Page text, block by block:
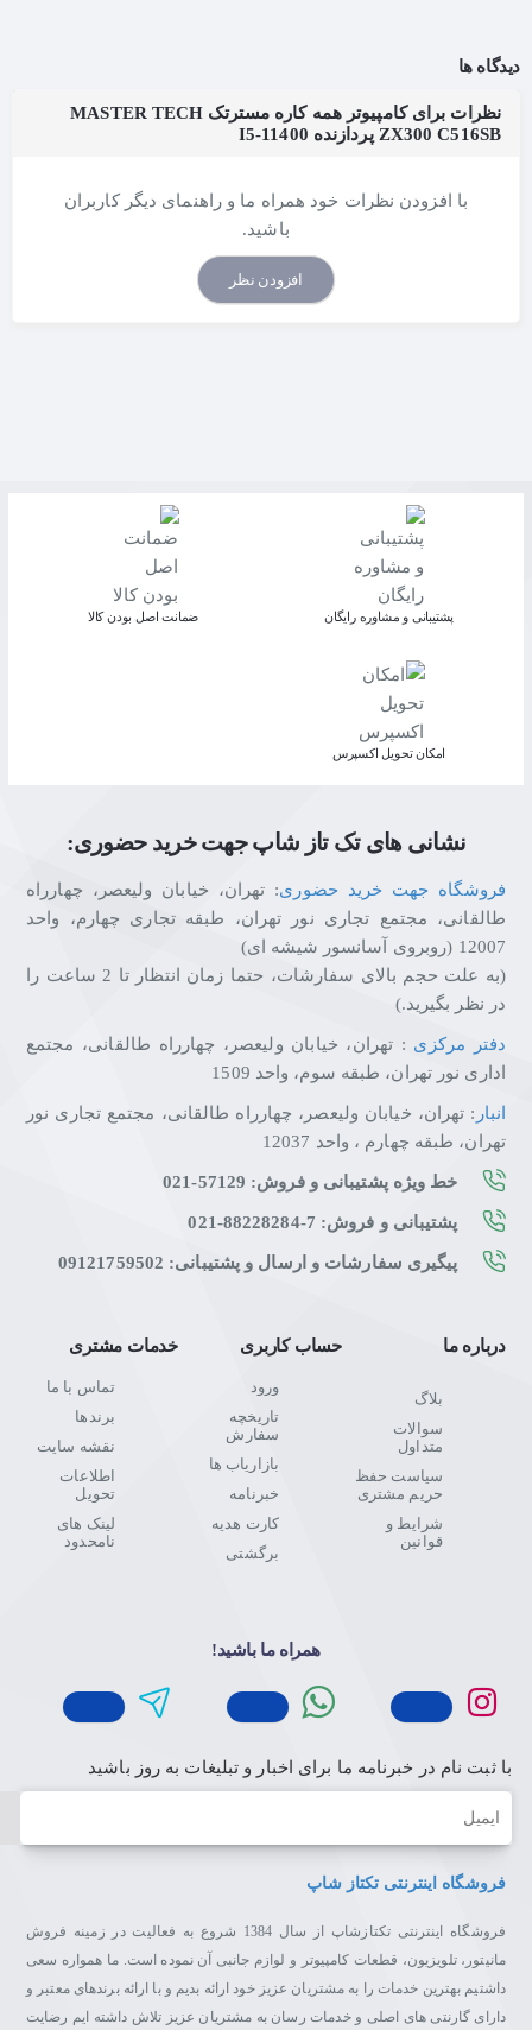
دیدگاه ها
نظرات برای کامپیوتر همه کاره مسترتک MASTER TECH
ZX300 C516SB پردازنده I5-11400
با افزودن نظرات خود همراه ما و راهنمای دیگر کاربران
باشید.
افزودن نظر
پشتیبانی و مشاوره رایگان ﺿﻤﺎﻧﺖ اﺻﻞ ﺑﻮدن ﮐﺎﻟﺎ
اﻣﮑﺎن ﺗﺤﻮﯾﻞ اﮐﺴﭙﺮس
نشانی های تک تاز شاپ جهت خرید حضوری:
فروشگاه جهت خرید حضوری: تهران، خیابان ولیعصر، چهارراه
طالقانی، مجتمع تجاری نور تهران، طبقه تجاری چهارم، واحد
12007 (روبروی آسانسور شیشه ای)
(به علت حجم بالای سفارشات، حتما زمان انتظار تا 2 ساعت را
در نظر بگیرید.)
دفتر مرکزی : تهران، خیابان ولیعصر، چهارراه طالقانی، مجتمع
اداری نور تهران، طبقه سوم، واحد 1509
انبار : تهران، خیابان ولیعصر، چهارراه طالقانی، مجتمع تجاری نور
تهران، طبقه چهارم ، واحد 12037
خط ویژه پشتیبانی و فروش: 57129-021
پشتیبانی و فروش: 7-88228284-021
پیگیری سفارشات و ارسال و پشتیبانی: 09121759502
درباره ما
بلاگ
سوالات
متداول
سیاست حفظ
حریم مشتری
شرایط و
قوانین
حساب کاربری
ورود
تاریخچه
سفارش
بازاریاب ها
خبرنامه
کارت هدیه
برگشتی
خدمات مشتری
تماس با ما
برندها
نقشه سایت
اطلاعات
تحویل
لینک های
نامحدود
همراه ما باشید!
با ثبت نام در خبرنامه ما برای اخبار و تبلیغات به روز باشید
ایمیل
فروشگاه اینترنتی تکتاز شاپ
فروشگاه اینترنتی تکتازشاپ از سال 1384 شروع به فعالیت در زمینه فروش
مانیتور، تلویزیون، قطعات کامپیوتر و لوازم جانبی آن نموده است. ما همواره سعی
داشتیم بهترین خدمات را به مشتریان عزیز خود ارائه بدیم و با ارائه برندهای معتبر و
دارای گارنتی های اصلی و خدمات رسان به مشتریان عزیز تلاش داشته ایم رضایت